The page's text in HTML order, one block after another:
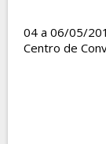
04 a 06/05/
Centro de